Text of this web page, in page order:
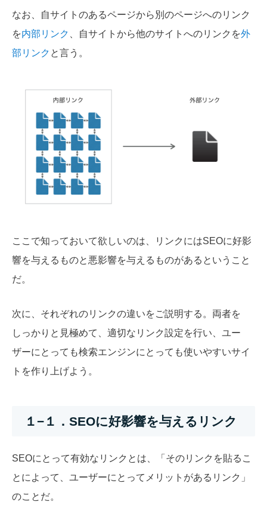
なお、自サイトのあるページから別のページへのリンク
を内部リンク 、自サイトから他のサイトへのリンクを外
部リンク と言う。
ここで知っておいて欲しいのは、リンクにはSEOに好影
響を与えるものと悪影響を与えるものがあるということ
だ。
次に、それぞれのリンクの違いをご説明する。両者を
しっかりと見極めて、適切なリンク設定を行い、ユー
ザーにとっても検索エンジンにとっても使いやすいサイ
トを作り上げよう。
１−１．SEOに好影響を与えるリンク
SEOにとって有効なリンクとは、「そのリンクを貼るこ
とによって、ユーザーにとってメリットがあるリンク」
のことだ。